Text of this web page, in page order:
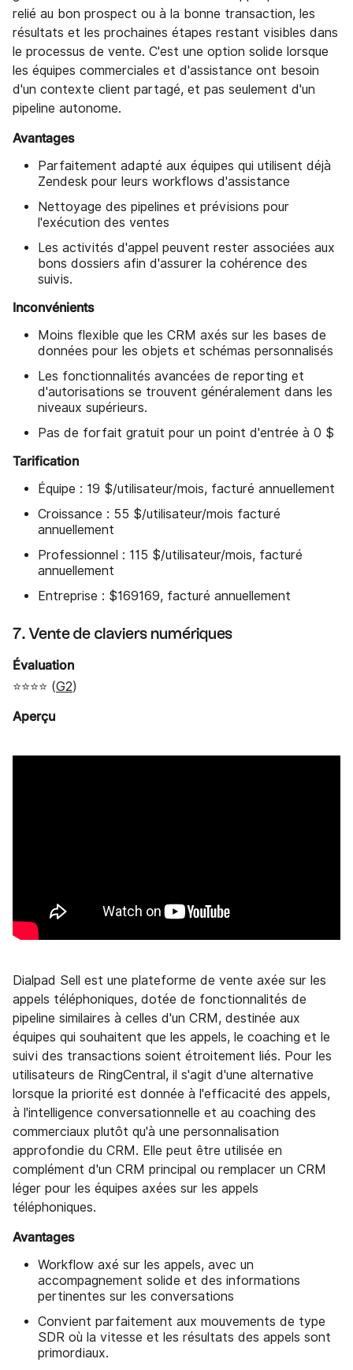
relié au bon prospect ou à la bonne transaction, les
résultats et les prochaines étapes restant visibles dans
le processus de vente. C'est une option solide lorsque
les équipes commerciales et d'assistance ont besoin
d'un contexte client partagé, et pas seulement d'un
pipeline autonome.
Avantages
Parfaitement adapté aux équipes qui utilisent déjà
Zendesk pour leurs workflows d'assistance
Nettoyage des pipelines et prévisions pour
l'exécution des ventes
Les activités d'appel peuvent rester associées aux
bons dossiers afin d'assurer la cohérence des
suivis.
Inconvénients
Moins flexible que les CRM axés sur les bases de
données pour les objets et schémas personnalisés
Les fonctionnalités avancées de reporting et
d'autorisations se trouvent généralement dans les
niveaux supérieurs.
Pas de forfait gratuit pour un point d'entrée à 0 $
Tarification
Équipe : 19 $/utilisateur/mois, facturé annuellement
Croissance : 55 $/utilisateur/mois facturé
annuellement
Professionnel : 115 $/utilisateur/mois, facturé
annuellement
Entreprise : $169169, facturé annuellement
7. Vente de claviers numériques
Évaluation
⭐⭐⭐⭐ (G2)
Aperçu
Dialpad Sell est une plateforme de vente axée sur les
appels téléphoniques, dotée de fonctionnalités de
pipeline similaires à celles d'un CRM, destinée aux
équipes qui souhaitent que les appels, le coaching et le
suivi des transactions soient étroitement liés. Pour les
utilisateurs de RingCentral, il s'agit d'une alternative
lorsque la priorité est donnée à l'efficacité des appels,
à l'intelligence conversationnelle et au coaching des
commerciaux plutôt qu'à une personnalisation
approfondie du CRM. Elle peut être utilisée en
complément d'un CRM principal ou remplacer un CRM
léger pour les équipes axées sur les appels
téléphoniques.
Avantages
Workflow axé sur les appels, avec un
accompagnement solide et des informations
pertinentes sur les conversations
Convient parfaitement aux mouvements de type
SDR où la vitesse et les résultats des appels sont
primordiaux.